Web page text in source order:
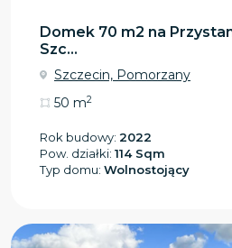
Domek 70 m2 na
Szc...
Szczecin, Pomorzany
50 m2
Rok budowy: 2022
Pow. działki: 114 Sqm
Typ domu: Wolnostojący